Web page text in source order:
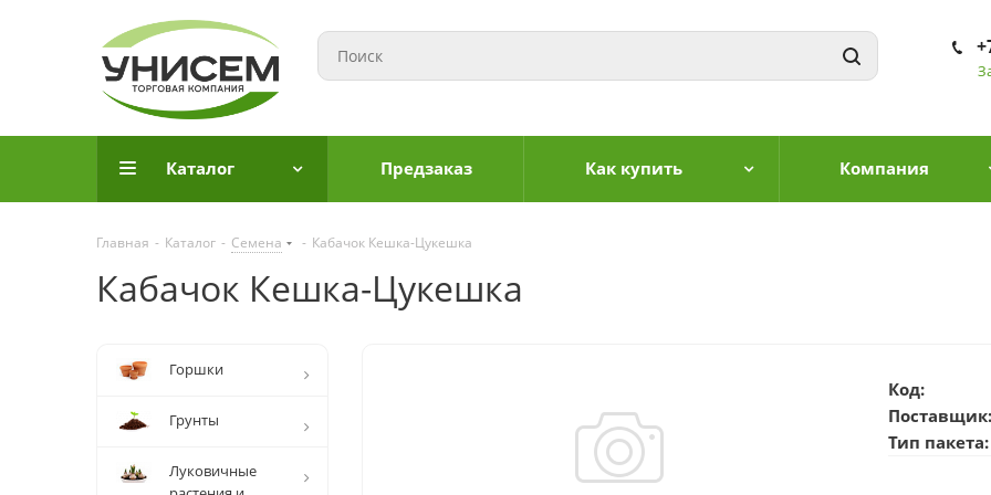
Каталог Предзаказ Как купить Компания
Главная - Каталог - Семена - Кабачок Кешка-Цукешка
Кабачок Кешка-Цукешка
Код:
Поставщик:
Тип пакета:
Горшки
Грунты
Луковичные